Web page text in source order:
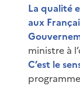
La qualité
aux
ministre à
C’est le